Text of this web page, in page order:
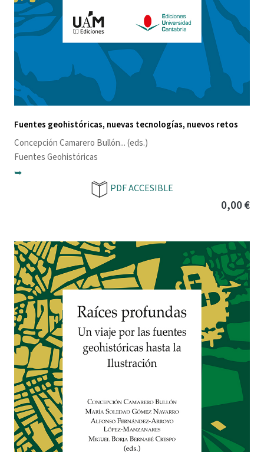
Fuentes geohistóricas, nuevas tecnologías, nuevos retos
Concepción Camarero Bullón... (eds.)
Fuentes Geohistóricas
➥
PDF ACCESIBLE
0,00 €